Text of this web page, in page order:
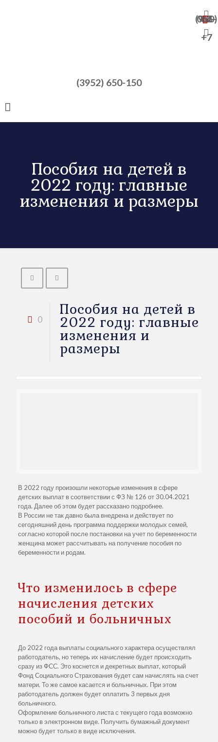
+7 (950) 065-47-82
+7
(3952) 650-150
Пособия на детей в
2022 году: главные
изменения и размеры
0
Пособия на детей в
2022 году: главные
изменения и
размеры
В 2022 году произошли некоторые изменения в сфере
детских выплат в соответствии с ФЗ № 126 от 30.04.2021
года. Далее об этом будет рассказано подробнее.
В России не так давно была внедрена и действует по
сегодняшний день программа поддержки молодых семей,
согласно которой после постановки на учет по беременности
женщина может рассчитывать на получение пособия по
беременности и родам.
Что изменилось в сфере
начисления детских
пособий и больничных
До 2022 года выплаты социального характера осуществлял
работодатель, но теперь их начисление будет происходить
сразу из ФСС. Это коснется и декретных выплат, который
Фонд Социального Страхования будет сам начислять на счет
матери. То же самое касается и больничных. При этом
работодатель должен будет оплатить 3 первых дня
больничного.
Оформление больничного листа с текущего года возможно
только в электронном виде. Получить бумажный документ
можно будет только в виде исключения.